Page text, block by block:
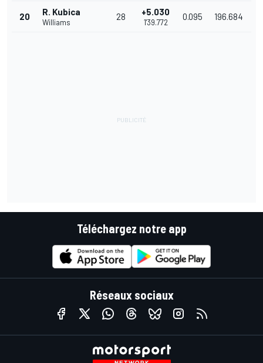
20 R. Kubica
Williams
28 +5.030
1'39.772
0.095 196.684
Téléchargez notre app
Réseaux sociaux